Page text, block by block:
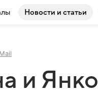
Новости и статьи
и